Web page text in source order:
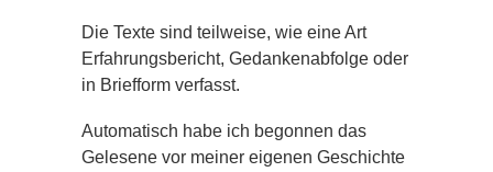
Die Texte sind teilweise, wie eine Art
Erfahrungsbericht, Gedankenabfolge oder
in Briefform verfasst.
Automatisch habe ich begonnen das
Gelesene vor meiner eigenen Geschichte